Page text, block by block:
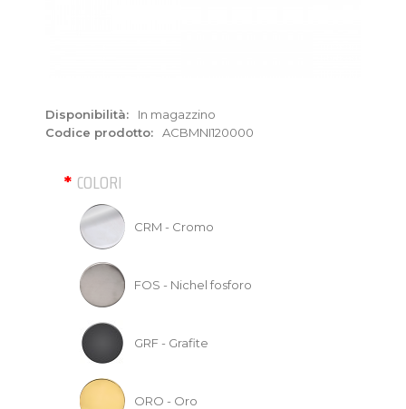
Disponibilità:
In magazzino
Codice prodotto:
ACBMNI120000
COLORI
CRM - Cromo
FOS - Nichel fosforo
GRF - Grafite
ORO - Oro